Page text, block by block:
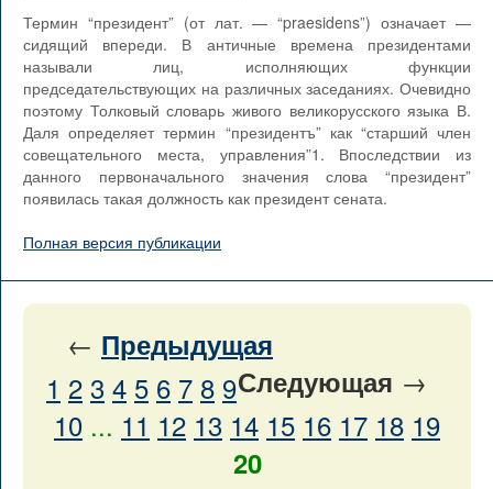
Термин “президент” (от лат. — “praesidens”) означает —
сидящий впереди. В античные времена президентами
называли лиц, исполняющих функции
председательствующих на различных заседаниях. Очевидно
поэтому Толковый словарь живого великорусского языка В.
Даля определяет термин “президентъ” как “старший член
совещательного места, управления”1. Впоследствии из
данного первоначального значения слова “президент”
появилась такая должность как президент сената.
Полная версия публикации
← Предыдущая
Следующая →
1 2 3 4 5 6 7 8 9
10 ... 11 12 13 14 15 16 17 18 19
20